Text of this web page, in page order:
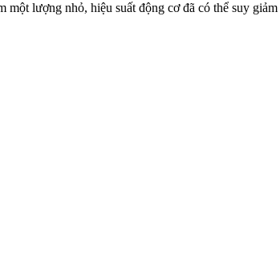
lượng nhỏ, hiệu suất động cơ đã có thể suy